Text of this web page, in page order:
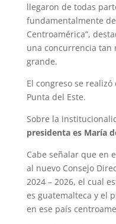
llegaron de todas
fundamentalmente
Centroamérica”,
una concurrencia tan
grande.
El congreso se
Punta del Este.
Sobre la
presidenta es María
Cabe señalar que en
al nuevo Consejo
2024 – 2026, el cual
es guatemalteca y el
en ese país